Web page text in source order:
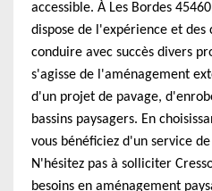
accessible. À Les Bordes
dispose de l'expérience et des
conduire avec succès divers
s'agisse de l'aménagement
d'un projet de pavage,
bassins paysagers. En
vous bénéficiez d'un service
N'hésitez pas à solliciter
besoins en aménagement